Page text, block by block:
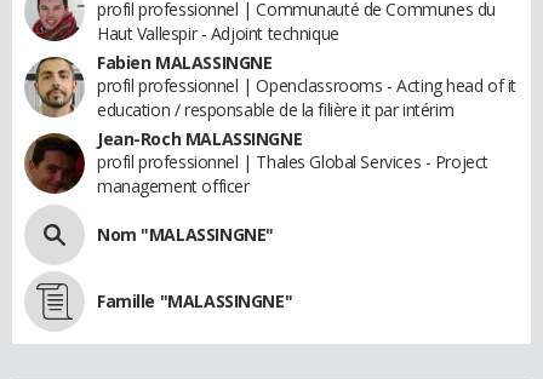
profil professionnel | Communauté de Communes du
Haut Vallespir - Adjoint technique
Fabien MALASSINGNE
profil professionnel | Openclassrooms - Acting head of it
education / responsable de la filière it par intérim
Jean-Roch MALASSINGNE
profil professionnel | Thales Global Services - Project
management officer
Nom "MALASSINGNE"
Famille "MALASSINGNE"